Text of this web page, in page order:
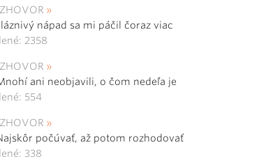
nápad sa mi páčil čoraz viac
2358
ani neobjavili, o čom nedeľa je
554
počúvať, až potom rozhodovať
338